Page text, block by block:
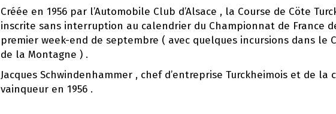
Créée en 1956 par l’Automobile Club d’Alsace , la Course de Cöte
inscrite sans interruption au calendrier du Championnat de France
premier week-end de septembre ( avec quelques incursions dans le
de la Montagne ) .
Jacques Schwindenhammer , chef d’entreprise Turckheimois et de
vainqueur en 1956 .